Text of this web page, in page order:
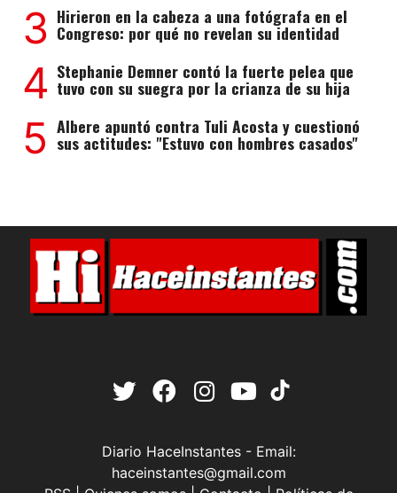
3 Hirieron en la cabeza a una fotógrafa en el
Congreso: por qué no revelan su identidad
4 Stephanie Demner contó la fuerte pelea que
tuvo con su suegra por la crianza de su hija
5 Albere apuntó contra Tuli Acosta y cuestionó
sus actitudes: "Estuvo con hombres casados"
Diario HaceInstantes - Email:
haceinstantes@gmail.com